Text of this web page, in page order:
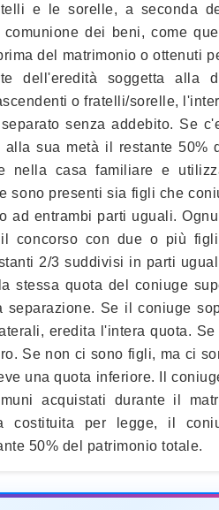
e le sorelle, a seconda
dei beni, come
del matrimonio o ottenuti
dell'eredità soggetta alla
o fratelli/sorelle,
senza addebito. Se
sua metà il restante 50%
nella casa familiare e
sono presenti sia figli che
ad entrambi parti uguali.
concorso con due o più figli
2/3 suddivisi in parti
stessa quota del coniuge
Se il coniuge
eredita l'intera quota. Se
Se non ci sono figli, ma ci
una quota inferiore. Il
acquistati durante il
costituita per legge, il
50% del patrimonio totale.